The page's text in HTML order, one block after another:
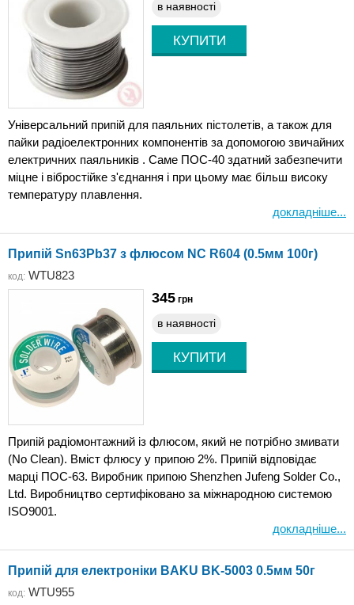
в наявності
Універсальний припій для паяльних пістолетів, а також для
пайки радіоелектронних компонентів за допомогою звичайних
електричних паяльників . Саме ПОС-40 здатний забезпечити
міцне і вібростійке з'єднання і при цьому має більш високу
температуру плавлення.
докладніше...
Припій Sn63Pb37 з флюсом NC R604 (0.5мм 100г)
код: WTU823
345 грн
в наявності
Припій радіомонтажний із флюсом, який не потрібно змивати
(No Clean). Вміст флюсу у припою 2%. Припій відповідає
марці ПОС-63. Виробник припою Shenzhen Jufeng Solder Co.,
Ltd. Виробництво сертифіковано за міжнародною системою
ISO9001.
докладніше...
Припій для електроніки BAKU BK-5003 0.5мм 50г
код: WTU955